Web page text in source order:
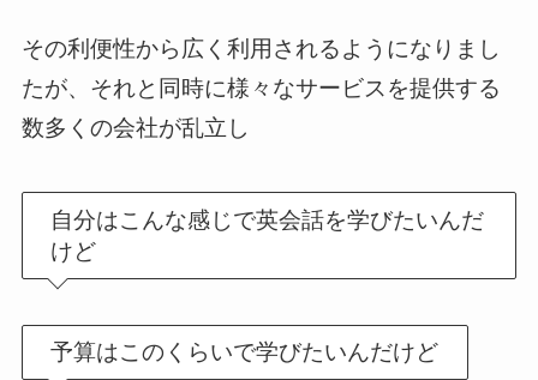
その利便性から広く利用されるようになりまし
たが、それと同時に様々なサービスを提供する
数多くの会社が乱立し
自分はこんな感じで英会話を学びたいんだ
けど
予算はこのくらいで学びたいんだけど